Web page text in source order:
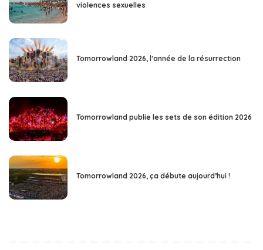
violences sexuelles
Tomorrowland 2026, l’année de la résurrection
Tomorrowland publie les sets de son édition 2026
Tomorrowland 2026, ça débute aujourd’hui !